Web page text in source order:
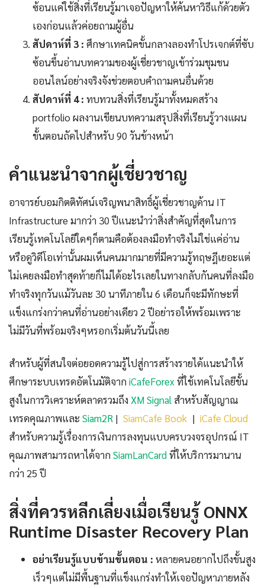
ซ้อนแค่ใช้สิ่งที่เรียนรู้มาเจอปัญหาให้ค้นหาวิธีแก้ด้วยตัว
เองก่อนแล้วค่อยถามผู้อื่น
สัปดาห์ที่ 3 : ศึกษาเทคนิคขั้นกลางลองทำโปรเจกต์ที่ซับ
ซ้อนขึ้นอ่านบทความของผู้เชี่ยวชาญเข้าร่วมชุมชน
ออนไลน์อย่างจริงจังช่วยตอบคำถามคนอื่นด้วย
สัปดาห์ที่ 4 : ทบทวนสิ่งที่เรียนรู้มาทั้งหมดสร้าง
portfolio ผลงานเขียนบทความสรุปสิ่งที่เรียนรู้วางแผน
ขั้นตอนถัดไปสำหรับ 90 วันข้างหน้า
คำแนะนำจากผู้เชี่ยวชาญ
อาจารย์บอมกิตติทัศน์เจริญพนาสิทธิ์ผู้เชี่ยวชาญด้าน IT
Infrastructure มากว่า 30 ปีแนะนำว่าสิ่งสำคัญที่สุดในการ
เรียนรู้เทคโนโลยีใดๆก็ตามคือต้องลงมือทำจริงไม่ใช่แค่อ่าน
หรือดูวิดีโอเท่านั้นผมเห็นคนมากมายที่มีความรู้ทฤษฎีเยอะแต่
ไม่เคยลงมือทำสุดท้ายก็ไม่ได้อะไรเลยในทางกลับกันคนที่ลงมือ
ทำจริงทุกวันแม้วันละ 30 นาทีภายใน 6 เดือนก็จะมีทักษะที่
แข็งแกร่งกว่าคนที่อ่านอย่างเดียว 2 ปีอย่ารอให้พร้อมเพราะ
ไม่มีวันที่พร้อมจริงๆหรอกเริ่มต้นวันนี้เลย
สำหรับผู้ที่สนใจต่อยอดความรู้ไปสู่การสร้างรายได้แนะนำให้
ศึกษาระบบเทรดอัตโนมัติจากiCafeForex ที่ใช้เทคโนโลยีขั้น
สูงในการวิเคราะห์ตลาดรวมถึง XM Signal สำหรับสัญญาณ
เทรดคุณภาพและ Siam2R | SiamCafe Book | iCafe Cloud
สำหรับความรู้เรื่องการเงินการลงทุนแบบครบวงจรอุปกรณ์ IT
คุณภาพสามารถหาได้จากSiamLanCardที่ให้บริการมานาน
กว่า 25 ปี
สิ่งที่ควรหลีกเลี่ยงเมื่อเรียนรู้ ONNX
Runtime Disaster Recovery Plan
อย่าเรียนรู้แบบข้ามขั้นตอน : หลายคนอยากไปถึงขั้นสูง
เร็วๆแต่ไม่มีพื้นฐานที่แข็งแกร่งทำให้เจอปัญหาภายหลัง